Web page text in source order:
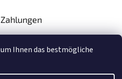
Ihnen das bestmögliche